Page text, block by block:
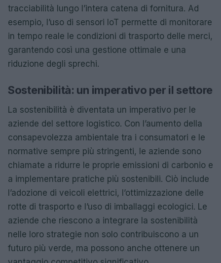
tracciabilità lungo l’intera catena di fornitura. Ad
esempio, l’uso di sensori IoT permette di monitorare
in tempo reale le condizioni di trasporto delle merci,
garantendo così una gestione ottimale e una
riduzione degli sprechi.
Sostenibilità: un imperativo per il settore
La sostenibilità è diventata un imperativo per le
aziende del settore logistico. Con l’aumento della
consapevolezza ambientale tra i consumatori e le
normative sempre più stringenti, le aziende sono
chiamate a ridurre le proprie emissioni di carbonio e
a implementare pratiche più sostenibili. Ciò include
l’adozione di veicoli elettrici, l’ottimizzazione delle
rotte di trasporto e l’uso di imballaggi ecologici. Le
aziende che riescono a integrare la sostenibilità
nelle loro strategie non solo contribuiscono a un
futuro più verde, ma possono anche ottenere un